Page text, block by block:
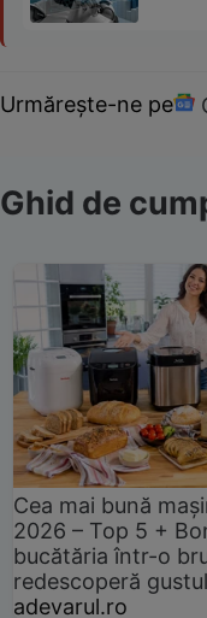
Urmărește-ne pe
Ghid de
Cea mai bună
2026 – Top 5 +
bucătăria într-o
redescoperă
adevarul.ro